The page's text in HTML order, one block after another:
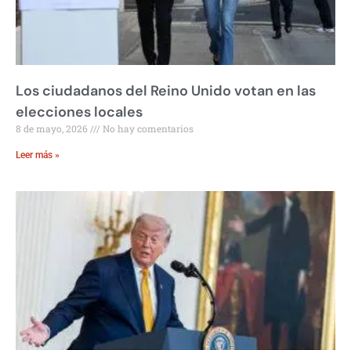
Los ciudadanos del Reino Unido votan en las
elecciones locales
8 de mayo, 2026 No hay comentarios
Leer más »